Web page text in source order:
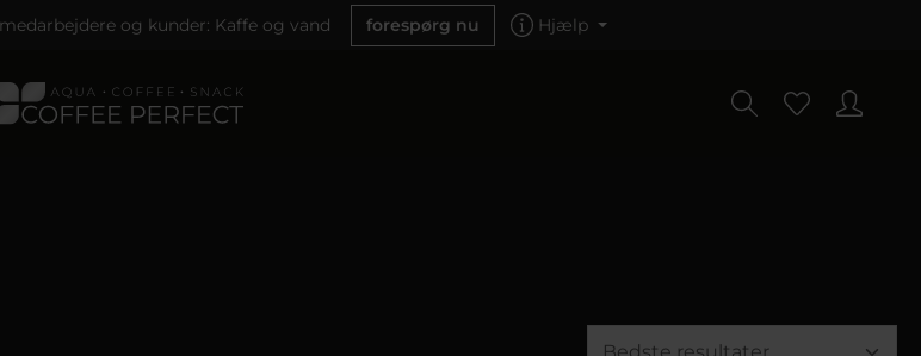
og kunder: Kaffe og vand forespørg nu Hjælp